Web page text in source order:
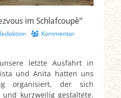
im Schlafcoupè“
Kommentar
letzte Ausfahrt in
und Anita hatten uns
organisiert, der sich
kurzweilig gestaltete.